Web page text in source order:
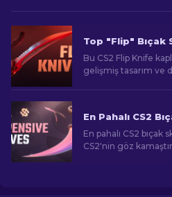
Bu CS2 Flip Knife
gelişmiş tasarım ve
En pahalı CS2
CS2'nin göz